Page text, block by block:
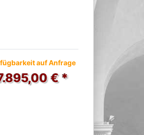
auf Anfrage
€ *